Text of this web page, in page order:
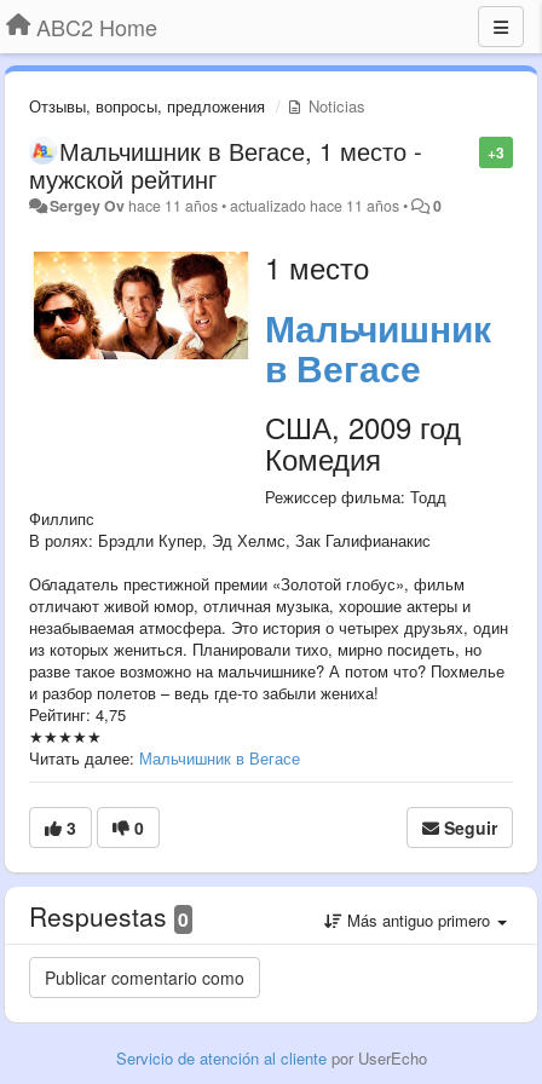
ABC2 Home
Отзывы, вопросы, предложения Noticias
+3
Мальчишник в Вегасе, 1 место -
мужской рейтинг
Sergey Ov hace 11 años•actualizado hace 11 años• 0
1 место
Мальчишник
в Вегасе
США, 2009 год
Комедия
Режиссер фильма: Тодд
Филлипс
В ролях: Брэдли Купер, Эд Хелмс, Зак Галифианакис
Обладатель престижной премии «Золотой глобус», фильм
отличают живой юмор, отличная музыка, хорошие актеры и
незабываемая атмосфера. Это история о четырех друзьях, один
из которых жениться. Планировали тихо, мирно посидеть, но
разве такое возможно на мальчишнике? А потом что? Похмелье
и разбор полетов – ведь где-то забыли жениха!
Рейтинг: 4,75
★★★★★
Читать далее: Мальчишник в Вегасе
3 0 Seguir
Respuestas 0 Más antiguo primero
Servicio de atención al cliente por UserEcho